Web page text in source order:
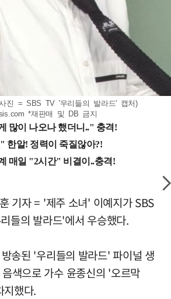
진 = SBS TV '우리들의 발라드' 캡처)
*재판매 및 DB 금지
기자 = '제주 소녀' 이예지가 SBS
들의 발라드'에서 우승했다.
송된 '우리들의 발라드' 파이널 생
색으로 가수 윤종신의 '오르막
지했다.